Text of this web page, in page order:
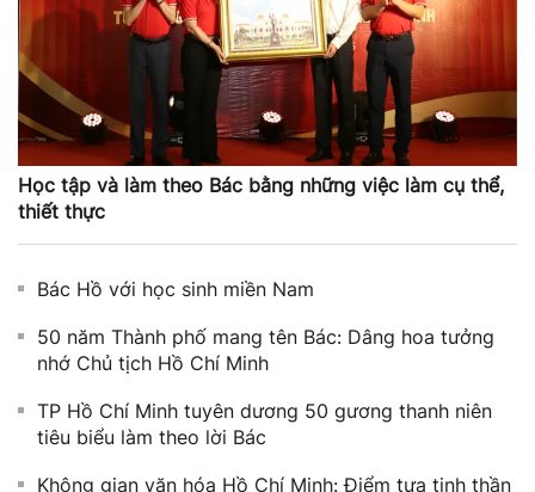
Học tập và làm theo Bác bằng những việc làm cụ thể,
thiết thực
Bác Hồ với học sinh miền Nam
50 năm Thành phố mang tên Bác: Dâng hoa tưởng
nhớ Chủ tịch Hồ Chí Minh
TP Hồ Chí Minh tuyên dương 50 gương thanh niên
tiêu biểu làm theo lời Bác
Không gian văn hóa Hồ Chí Minh: Điểm tựa tinh thần